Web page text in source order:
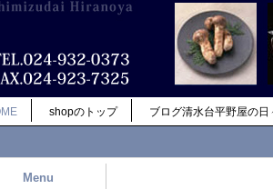
shopのトップ ブログ清水台平野屋の日
Menu